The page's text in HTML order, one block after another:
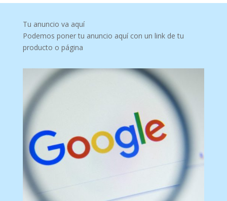
Tu anuncio va aquí
Podemos poner tu anuncio aquí con un link de tu
producto o página